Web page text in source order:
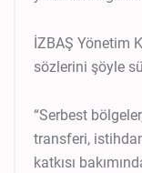
İZBAŞ Yönetim
sözlerini şöyle
“Serbest
transferi,
katkısı